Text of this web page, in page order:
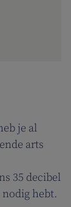
je al
arts
35 decibel
nodig hebt.